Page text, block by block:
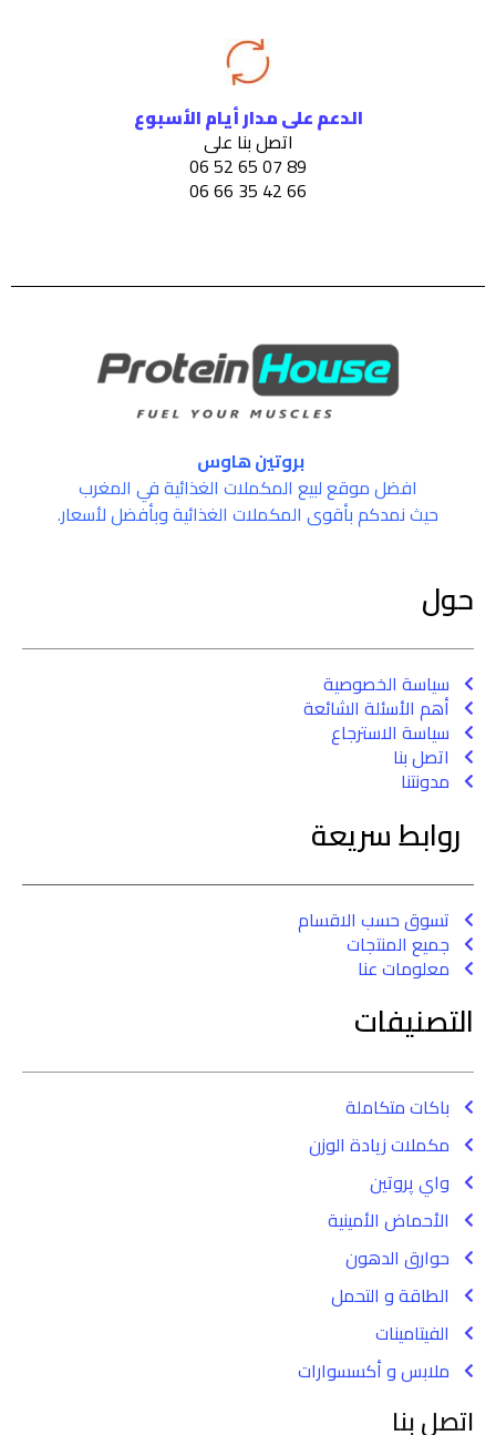
الدعم على مدار أيام الأسبوع
اتصل بنا على
89 07 65 52 06
66 42 35 66 06
بروتين هاوس
افضل موقع لبيع المكملات الغذائية في المغرب
حيث نمدكم بأقوى المكملات الغذائية وبأفضل لأسعار.
حول
سياسة الخصوصية
أهم الأسئلة الشائعة
سياسة الاسترجاع
اتصل بنا
مدونتنا
روابط سريعة
تسوق حسب الاقسام
جميع المنتجات
معلومات عنا
التصنيفات
باكات متكاملة
مكملات زيادة الوزن
واي پروتين
الأحماض الأمينية
حوارق الدهون
الطاقة و التحمل
الفيتامينات
ملابس و أكسسوارات
اتصل بنا